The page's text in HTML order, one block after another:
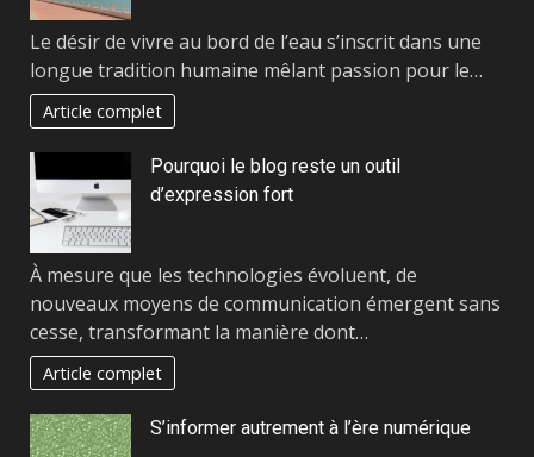
Le désir de vivre au bord de l’eau s’inscrit dans une
longue tradition humaine mêlant passion pour le…
Article complet
Pourquoi le blog reste un outil
d’expression fort
À mesure que les technologies évoluent, de
nouveaux moyens de communication émergent sans
cesse, transformant la manière dont…
Article complet
S’informer autrement à l’ère numérique